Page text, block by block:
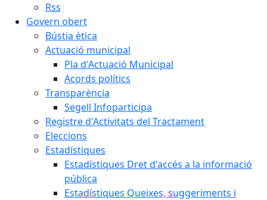
Rss
Govern obert
Bústia ètica
Actuació municipal
Pla d'Actuació Municipal
Acords polítics
Transparència
Segell Infoparticipa
Registre d'Activitats del Tractament
Eleccions
Estadístiques
Estadístiques Dret d'accés a la informació
pública
Estadístiques Queixes, suggeriments i